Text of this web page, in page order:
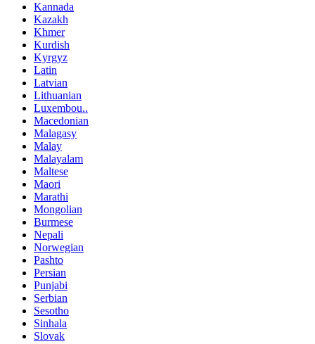
Kannada
Kazakh
Khmer
Kurdish
Kyrgyz
Latin
Latvian
Lithuanian
Luxembou..
Macedonian
Malagasy
Malay
Malayalam
Maltese
Maori
Marathi
Mongolian
Burmese
Nepali
Norwegian
Pashto
Persian
Punjabi
Serbian
Sesotho
Sinhala
Slovak